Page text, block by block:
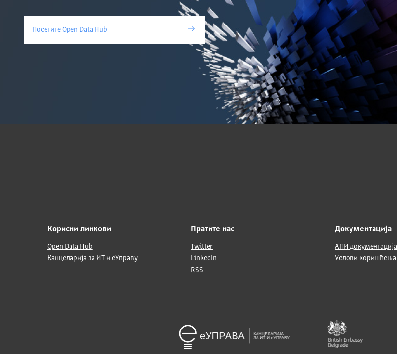
Посетите Open Data Hub
Корисни линкови
Open Data Hub
Канцеларија за ИТ и еУправу
Пратите нас
Twitter
LinkedIn
RSS
Документација
АПИ документација
Услови коришћења